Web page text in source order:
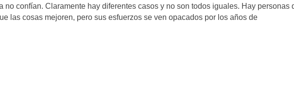
no confían. Claramente hay diferentes casos y no son todos iguales. Hay personas
las cosas mejoren, pero sus esfuerzos se ven opacados por los años de